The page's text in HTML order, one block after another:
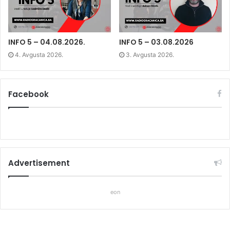
i
n
d
o
w
)
n
o
w
)
i
n
d
w
)
INFO 5 – 04.08.2026.
4. Avgusta 2026.
INFO 5 – 03.08.2026
3. Avgusta 2026.
Facebook
Advertisement
eon